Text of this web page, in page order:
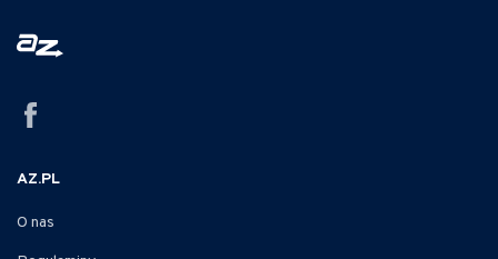
AZ.PL
O nas